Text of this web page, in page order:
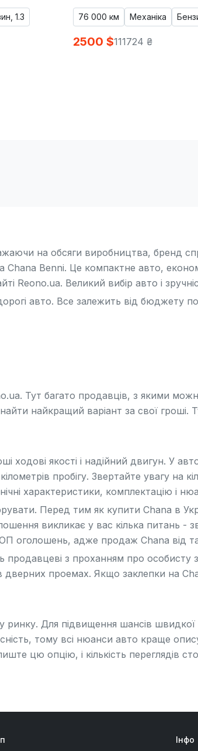
1.3 76 000 км Механіка
2500 $111724 ₴
на обсяги виробництва, бренд
Chana Benni. Це компактне авто,
Великий вибір авто і
авто. Все залежить від бюджету
. Тут багато продавців, з якими
найкращий варіант за свої гроші.
якості і надійний двигун. У
пробігу. Звертайте увагу на
характеристики, комплектацію і
Перед тим як купити Chana в
викликає у вас кілька питань -
оголошень, адже продаж Chana від
з проханням про особисту
проемах. Якщо заклепки на
Для підвищення шансів швидкої
тому всі нюанси авто краще
цю опцію, і кількість переглядів
Інфо